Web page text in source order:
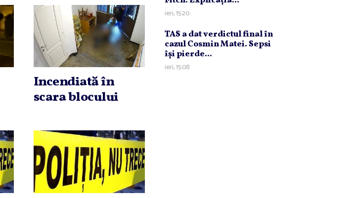
Incendiată în
scara blocului
ieri, 15:20
TAS a dat verdictul final în
cazul Cosmin Matei. Sepsi
îşi pierde...
ieri, 15:08